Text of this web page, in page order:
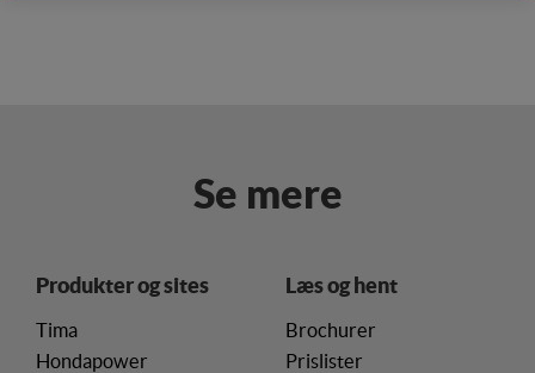
Se mere
Produkter og sites
Tima
Hondapower
Læs og hent
Brochurer
Prislister